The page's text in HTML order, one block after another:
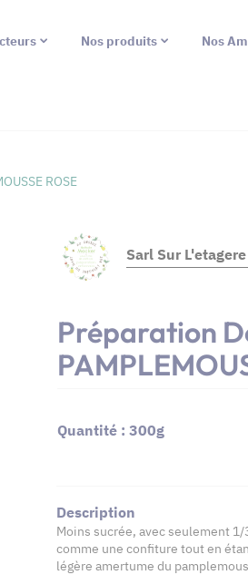
Nos produits Nos
ROSE
Sarl Sur
Préparation
Quantité : 300g
Description
Moins sucrée, avec seulement
comme une confiture tout en
légère amertume du